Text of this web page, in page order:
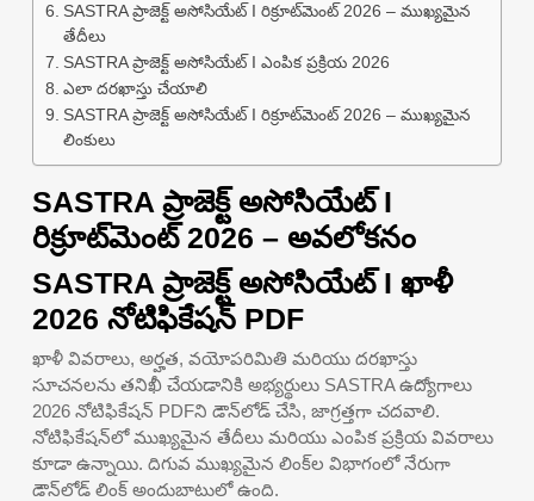
SASTRA ప్రాజెక్ట్ అసోసియేట్ I రిక్రూట్‌మెంట్ 2026 – ముఖ్యమైన
తేదీలు
SASTRA ప్రాజెక్ట్ అసోసియేట్ I ఎంపిక ప్రక్రియ 2026
ఎలా దరఖాస్తు చేయాలి
SASTRA ప్రాజెక్ట్ అసోసియేట్ I రిక్రూట్‌మెంట్ 2026 – ముఖ్యమైన
లింకులు
SASTRA ప్రాజెక్ట్ అసోసియేట్ I
రిక్రూట్‌మెంట్ 2026 – అవలోకనం
SASTRA ప్రాజెక్ట్ అసోసియేట్ I ఖాళీ
2026 నోటిఫికేషన్ PDF
ఖాళీ వివరాలు, అర్హత, వయోపరిమితి మరియు దరఖాస్తు
సూచనలను తనిఖీ చేయడానికి అభ్యర్థులు SASTRA ఉద్యోగాలు
2026 నోటిఫికేషన్ PDFని డౌన్‌లోడ్ చేసి, జాగ్రత్తగా చదవాలి.
నోటిఫికేషన్‌లో ముఖ్యమైన తేదీలు మరియు ఎంపిక ప్రక్రియ వివరాలు
కూడా ఉన్నాయి. దిగువ ముఖ్యమైన లింక్‌ల విభాగంలో నేరుగా
డౌన్‌లోడ్ లింక్ అందుబాటులో ఉంది.